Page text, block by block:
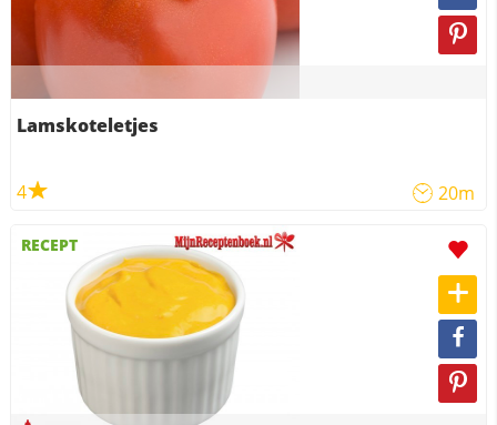
Lamskoteletjes
4 20m
RECEPT